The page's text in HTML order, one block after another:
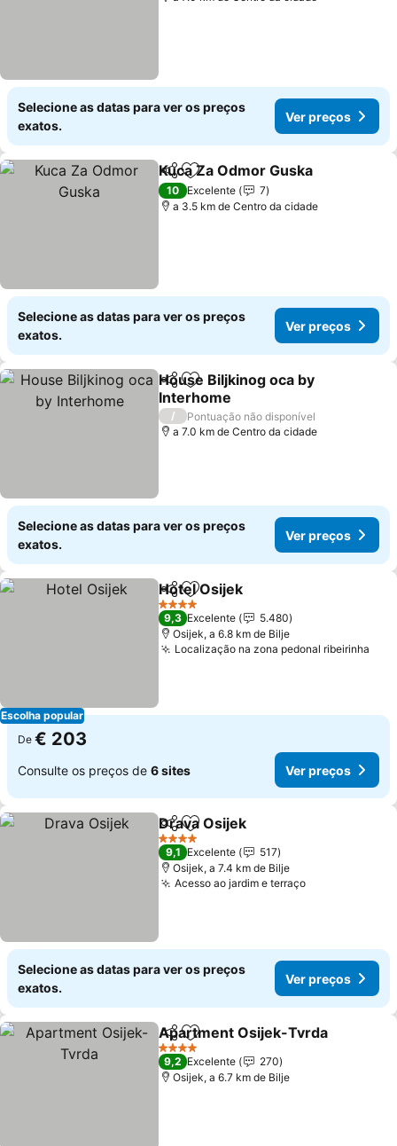
Selecione as datas para ver os preços
exatos.
Ver preços
PartilharAdicionar aos favoritos
Kuca Za Odmor Guska
10 Excelente
7
a 3.5 km de Centro da cidade
Selecione as datas para ver os preços
exatos.
Ver preços
PartilharAdicionar aos favoritos
House Biljkinog oca by
Interhome
/
Pontuação não disponível
a 7.0 km de Centro da cidade
Selecione as datas para ver os preços
exatos.
Ver preços
Escolha popular
PartilharAdicionar aos favoritos
Hotel Osijek
4 Estrelas
9,3 Excelente
5.480
Osijek, a 6.8 km de Bilje
Localização na zona pedonal ribeirinha
De € 203
Consulte os preços de 6 sites Ver preços
PartilharAdicionar aos favoritos
Drava Osijek
4 Estrelas
9,1 Excelente
517
Osijek, a 7.4 km de Bilje
Acesso ao jardim e terraço
Selecione as datas para ver os preços
exatos.
Ver preços
PartilharAdicionar aos favoritos
Apartment Osijek-Tvrda
4 Estrelas
9,2 Excelente
270
Osijek, a 6.7 km de Bilje